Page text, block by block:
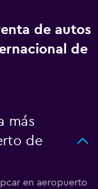
de autos
de
más
de
en aeropuerto